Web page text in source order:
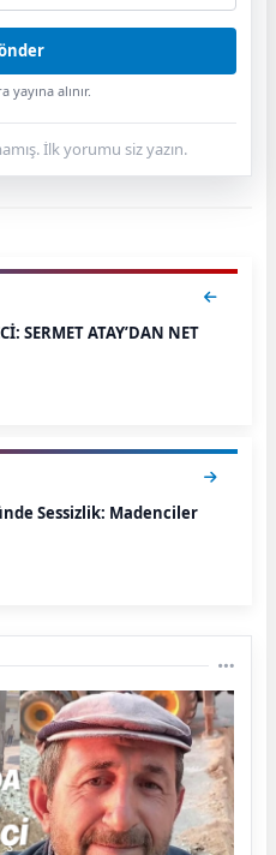
alınır.
İlk yorumu siz yazın.
SERMET ATAY’DAN NET
Sessizlik: Madenciler